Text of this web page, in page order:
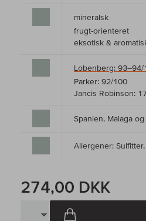
mineralsk
frugt-orienteret
eksotisk &
Lobenberg: 93–94/
Parker: 92/100
Jancis Robinson:
Spanien, Malaga
Allergener: Sulfitter,
274,00 DKK